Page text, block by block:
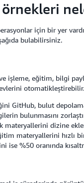
için bir yer
bulabilirsiniz.
işleme, eğitim, bilgi
otomatikleştirebilir.
GitHub, bulut
bulunmasını
dizine
materyallerini hızlı
ise %50 oranında